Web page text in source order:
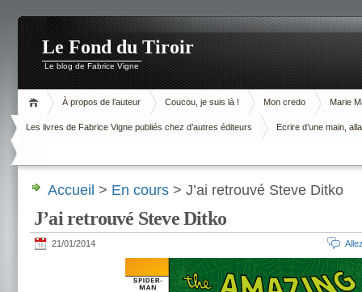
Le Fond du Tiroir
Le blog de Fabrice Vigne
À propos de l’auteur Coucou, je suis là ! Mon credo Marie
Les livres de Fabrice Vigne publiés chez d’autres éditeurs Ecrire d’une main,
Accueil > En cours > J’ai retrouvé Steve Ditko
J’ai retrouvé Steve Ditko
21/01/2014